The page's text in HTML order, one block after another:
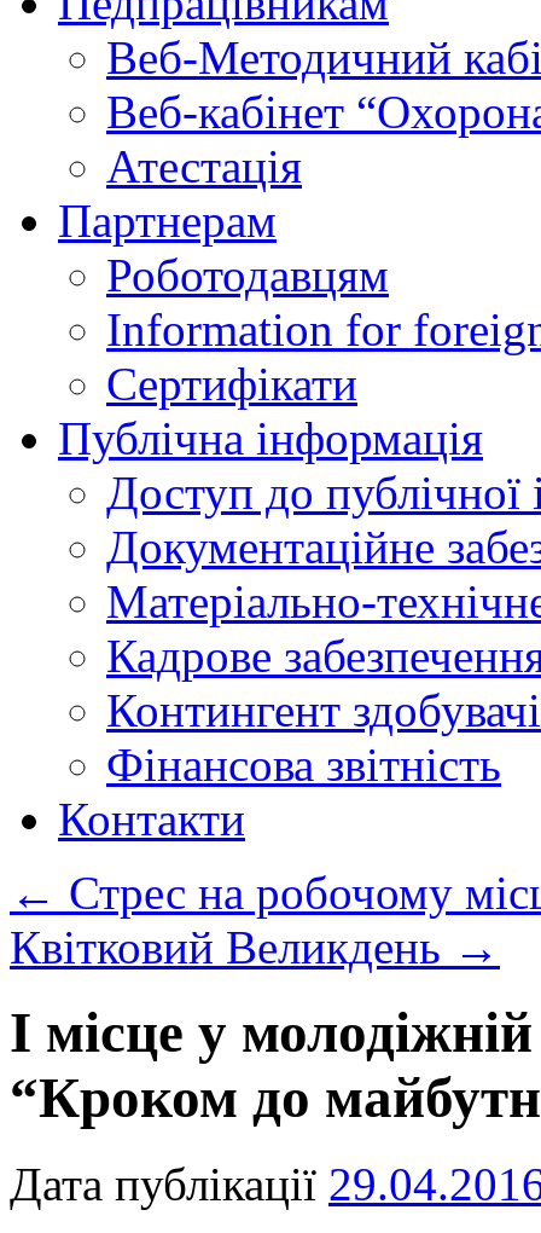
Веб-Методичний
Веб-кабінет
Атестація
Партнерам
Роботодавцям
Information for
Сертифікати
Публічна інформація
Доступ до публічної
Документаційне
Матеріально-
Кадрове
Контингент
Фінансова звітність
Контакти
← Стрес на робочому
Квітковий Великдень →
І місце у
“Кроком до
Дата публікації